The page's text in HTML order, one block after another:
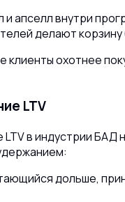
и апселл внутри
делают корзину
клиенты охотнее
LTV
в индустрии БАД
дольше,